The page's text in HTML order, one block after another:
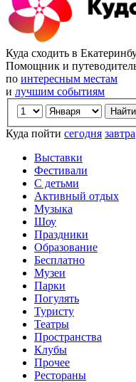
Куда сходить в
Помощник и
по интересным местам
и лучшим событиям
Куда пойти сегодня завтра
Выставки
Фестивали
С детьми
Активный отдых
Музыка
Шоу
Праздники
Образование
Бесплатно
Музеи
Парки
Погулять
Туристу
Театры
Пространства
Клубы
Прочее
Рестораны